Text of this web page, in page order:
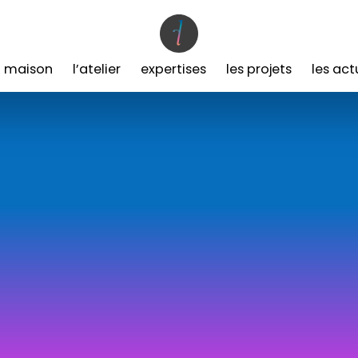
maison l’atelier expertises les projets les